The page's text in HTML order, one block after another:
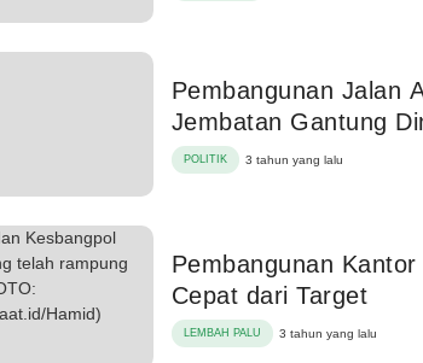
Pembangunan Jalan
Jembatan Gantung
POLITIK 3 tahun yang lalu
Pembangunan
Cepat dari Target
LEMBAH PALU 3 tahun yang lalu